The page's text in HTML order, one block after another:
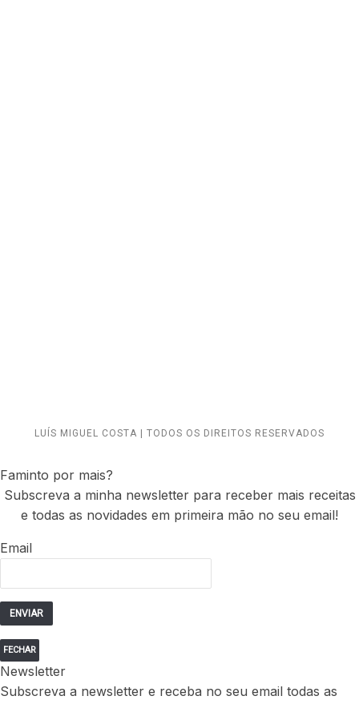
LUÍS MIGUEL COSTA | TODOS OS DIREITOS RESERVADOS
Faminto por mais?
Subscreva a minha newsletter para receber mais receitas
e todas as novidades em primeira mão no seu email!
Email
FECHAR
Newsletter
Subscreva a newsletter e receba no seu email todas as